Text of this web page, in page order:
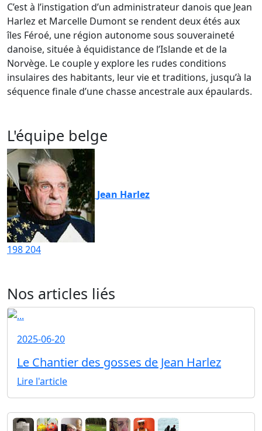
C’est à l’instigation d’un administrateur danois que Jean
Harlez et Marcelle Dumont se rendent deux étés aux
îles Féroé, une région autonome sous souveraineté
danoise, située à équidistance de l’Islande et de la
Norvège. Le couple y explore les rudes conditions
insulaires des habitants, leur vie et traditions, jusqu’à la
séquence finale d’une chasse ancestrale aux épaulards.
L'équipe belge
Jean Harlez
198204
Nos articles liés
2025-06-20
Le Chantier des gosses de Jean Harlez
Lire l'article